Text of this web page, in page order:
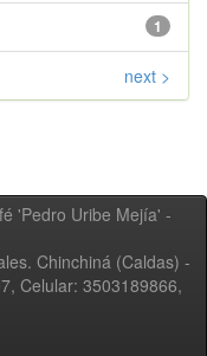
1
next >
'Pedro Uribe Mejía' -
Chinchiná (Caldas) -
Celular: 3503189866,